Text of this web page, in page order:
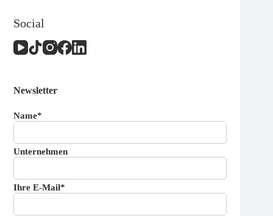
Social
Newsletter
Name*
Unternehmen
Ihre E-Mail*